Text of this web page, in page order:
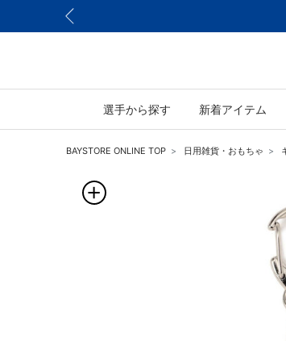
選手から探す 新着アイテム
BAYSTORE ONLINE TOP 日用雑貨・おもちゃ